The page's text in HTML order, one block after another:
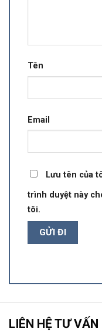
Tên
Email
Lưu tên của
trình duyệt này
tôi.
LIÊN HỆ TƯ